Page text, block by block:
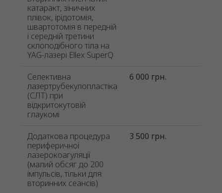
катаракт, зіничних
плівок, ірідотомія,
швартотомія в передній
і середній третини
склоподібного тіла на
YAG-лазері Ellex SuperQ
Селективна
лазертрубекулопластіка
(СЛТ) при
відкритокутовій
глаукомі
6 000 грн.
Додаткова процедура
периферичної
лазерокоагуляції
(малий обсяг до 200
імпульсів, тільки для
вторинних сеансів)
3 500 грн.